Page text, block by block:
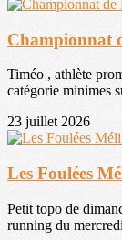
Championnat
Timéo , athlète
catégorie minimes
23 juillet 2026
Les Foulées
Petit topo de
running du